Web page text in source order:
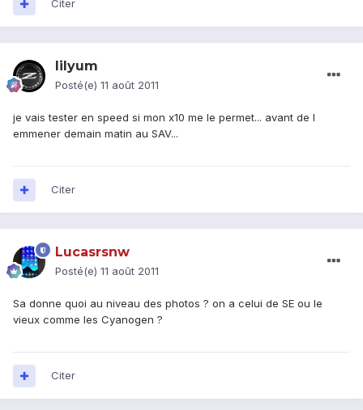
Citer
lilyum
Posté(e) 11 août 2011
je vais tester en speed si mon x10 me le permet... avant de l
emmener demain matin au SAV...
Citer
Lucasrsnw
Posté(e) 11 août 2011
Sa donne quoi au niveau des photos ? on a celui de SE ou le
vieux comme les Cyanogen ?
Citer